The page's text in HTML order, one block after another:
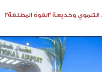
التنموي وخديعة "القوة المطلقة"!